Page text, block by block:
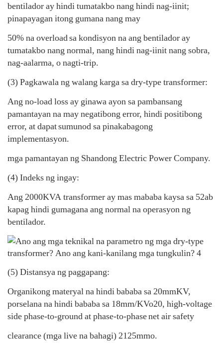
bentilador ay hindi tumatakbo nang hindi nag-iinit;
pinapayagan itong gumana nang may
50% na overloadsa kondisyon na ang bentilador ay
tumatakbo nang normal, nang hindi nag-iinit nang sobra,
nag-aalarma, o nagti-trip.
(3) Pagkawala ng walang karga sa dry-type transformer:
Ang no-load loss ay ginawa ayon sa pambansang
pamantayan na may negatibong error, hindi positibong
error, at dapatsumunod sa pinakabagong
implementasyon.
mga pamantayan ng Shandong Electric Power Company.
(4) Indeks ng ingay:
Ang 2000KVA transformer ay mas mababa kaysa sa 52ab
kapag hindi gumagana ang normal na operasyon ng
bentilador.
(5) Distansya ng paggapang:
Organikong materyal na hindi bababa sa 20mmKV,
porselana na hindi bababa sa 18mm/KVo20, high-voltage
side phase-to-ground at phase-to-phasenet air safety
clearance (mga live na bahagi) 2125mmo.